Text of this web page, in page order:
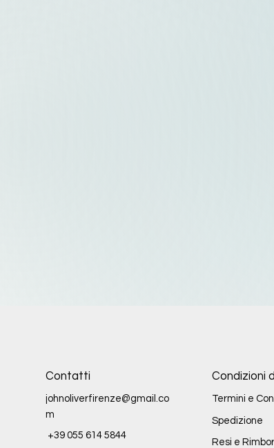
Contatti
johnoliverfirenze@gmail.co
m
+39 055 614 5844
Condizioni
Termini e
Spedizione
Resi e